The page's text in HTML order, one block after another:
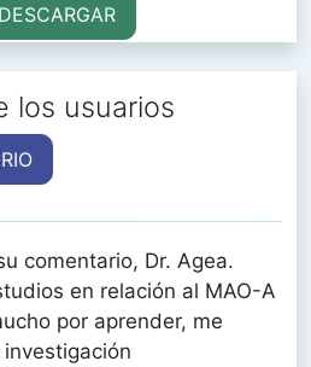
los usuarios
comentario, Dr. Agea.
en relación al MAO-A
por aprender, me